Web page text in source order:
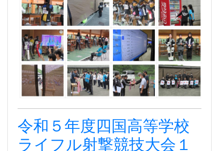
令和５年度四国高等学校
ライフル射撃競技大会１